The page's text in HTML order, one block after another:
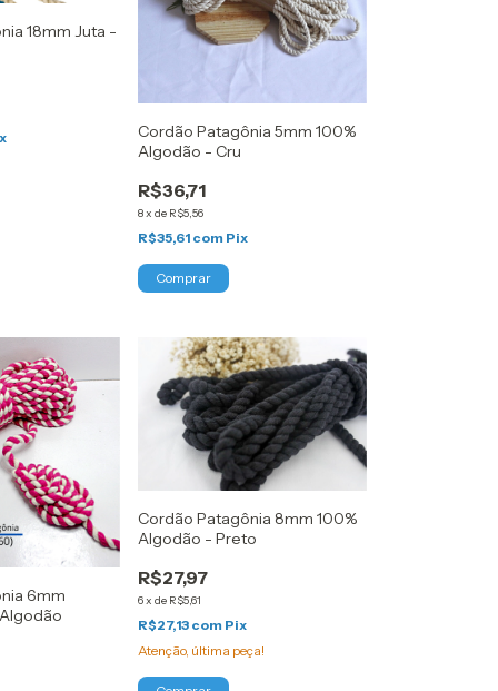
18mm Juta -
Cordão Patagônia 5mm 100%
Algodão - Cru
R$36,71
8x de R$5,56
R$35,61 com Pix
6mm
Cordão Patagônia 8mm 100%
Algodão - Preto
R$27,97
6x de R$5,61
R$27,13 com Pix
Atenção, última peça!